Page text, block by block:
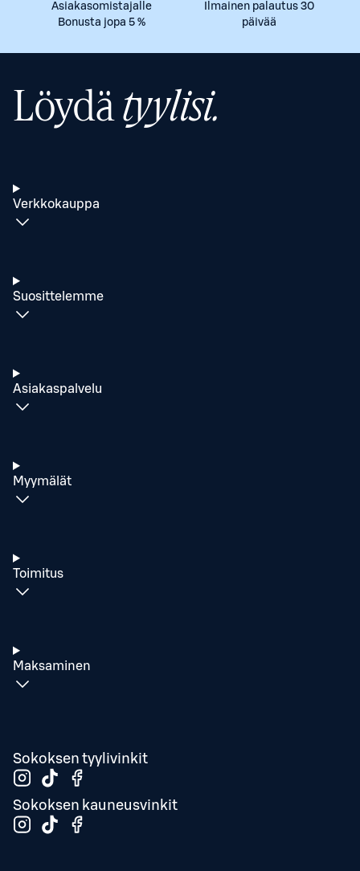
Asiakasomistajalle
Bonusta jopa 5 %
Ilmainen palautus 30
päivää
Löydätyylisi.
Verkkokauppa
Suosittelemme
Asiakaspalvelu
Myymälät
Toimitus
Maksaminen
Sokoksen tyylivinkit
Sokoksen kauneusvinkit